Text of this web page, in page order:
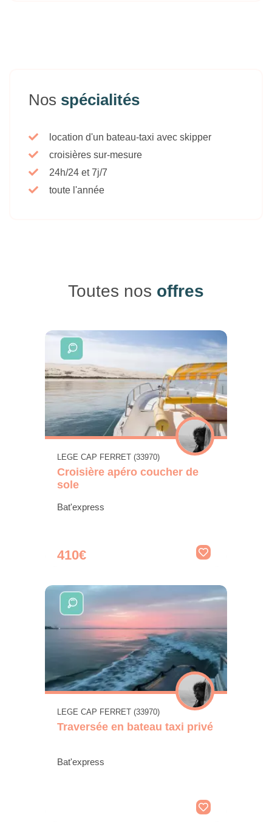
Nos spécialités
location d'un bateau-taxi avec skipper
croisières sur-mesure
24h/24 et 7j/7
toute l'année
Toutes nos offres
LEGE CAP FERRET (33970)
Croisière apéro coucher de
sole
Bat'express
410€
LEGE CAP FERRET (33970)
Traversée en bateau taxi privé
Bat'express